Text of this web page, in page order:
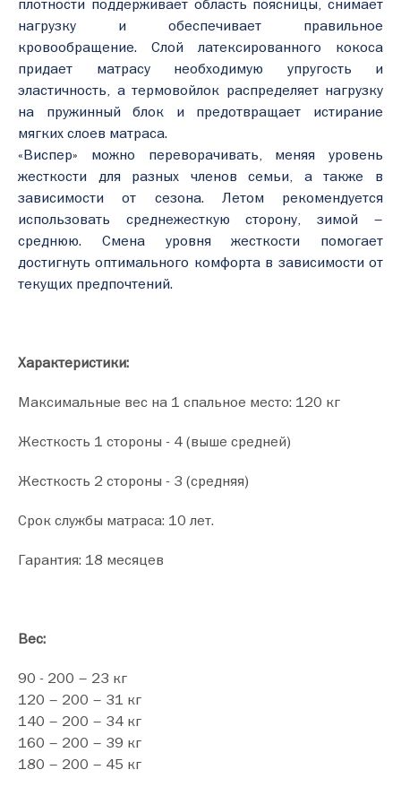
плотности поддерживает область поясницы, снимает
нагрузку и обеспечивает правильное
кровообращение. Слой латексированного кокоса
придает матрасу необходимую упругость и
эластичность, а термовойлок распределяет нагрузку
на пружинный блок и предотвращает истирание
мягких слоев матраса.
«Виспер» можно переворачивать, меняя уровень
жесткости для разных членов семьи, а также в
зависимости от сезона. Летом рекомендуется
использовать среднежесткую сторону, зимой –
среднюю. Смена уровня жесткости помогает
достигнуть оптимального комфорта в зависимости от
текущих предпочтений.
Характеристики:
Максимальные вес на 1 спальное место: 120 кг
Жесткость 1 стороны - 4 (выше средней)
Жесткость 2 стороны - 3 (средняя)
Срок службы матраса: 10 лет.
Гарантия: 18 месяцев
Вес:
90 - 200 – 23 кг
120 – 200 – 31 кг
140 – 200 – 34 кг
160 – 200 – 39 кг
180 – 200 – 45 кг